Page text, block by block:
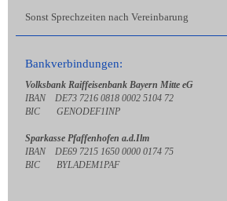
Sonst Sprechzeiten nach Vereinbarung
Bankverbindungen:
Volksbank Raiffeisenbank Bayern Mitte eG
IBAN DE73 7216 0818 0002 5104 72
BIC GENODEF1INP
Sparkasse Pfaffenhofen a.d.Ilm
IBAN DE69 7215 1650 0000 0174 75
BIC BYLADEM1PAF